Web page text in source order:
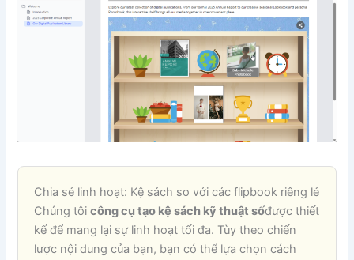
Chia sẻ linh hoạt: Kệ sách so với các flipbook riêng lẻ
Chúng tôicông cụ tạo kệ sách kỹ thuật sốđược thiết
kế để mang lại sự linh hoạt tối đa. Tùy theo chiến
lược nội dung của bạn, bạn có thể lựa chọn cách